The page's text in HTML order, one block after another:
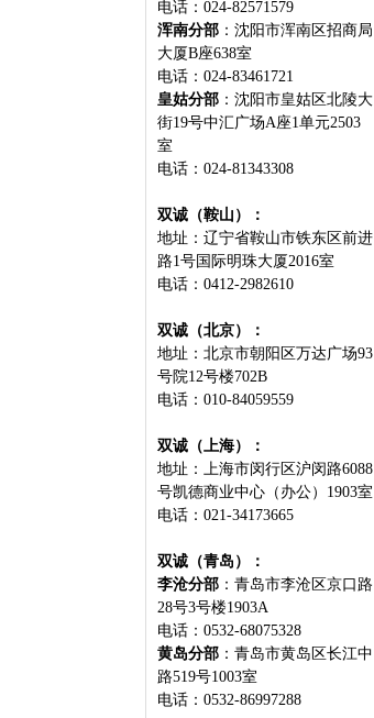
电话：024-82571579
浑南分部 ：沈阳市浑南区招商局
大厦B座638室
电话：024-83461721
皇姑分部 ：沈阳市皇姑区北陵大
街19号中汇广场A座1单元2503
室
电话：024-81343308
双诚（鞍山）：
地址：辽宁省鞍山市铁东区前进
路1号国际明珠大厦2016室
电话：0412-2982610
双诚（北京）：
地址：北京市朝阳区万达广场93
号院12号楼702B
电话：010-84059559
双诚（上海）：
地址：上海市闵行区沪闵路6088
号凯德商业中心（办公）1903室
电话：021-34173665
双诚（青岛）：
李沧分部 ：青岛市李沧区京口路
28号3号楼1903A
电话：0532-68075328
黄岛分部 ：青岛市黄岛区长江中
路519号1003室
电话：0532-86997288